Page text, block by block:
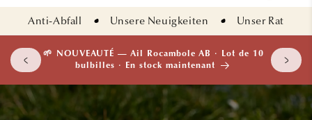
Anti-Abfall Unsere Neuigkeiten Unser Rat
🌱 NOUVEAUTÉ — Ail Rocambole AB · Lot de 10
bulbilles · En stock maintenant